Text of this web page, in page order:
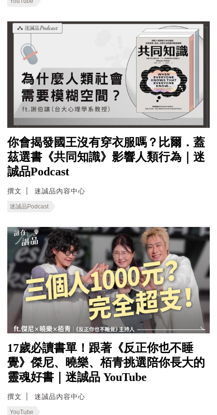
你會揭發國王沒有穿衣服嗎？比爾．蓋
茲選書《共同知識》影響人類行為｜迷
誠品Podcast
撰文 迷誠品內容中心
迷誠品Podcast
17歲必讀書單！跟著《反正你也不睡
覺》傑尼、曉樂、栢青挑選陪你長大的
靈魂好書｜迷誠品 YouTube
撰文 迷誠品內容中心
YouTube